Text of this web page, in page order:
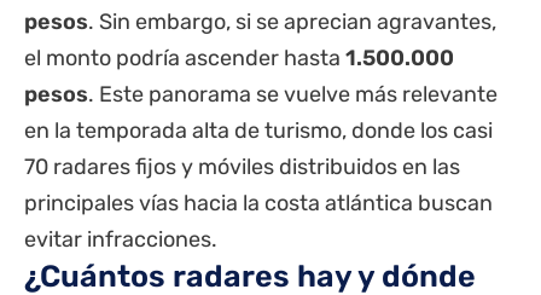
pesos. Sin embargo, si se aprecian agravantes,
el monto podría ascender hasta 1.500.000
pesos. Este panorama se vuelve más relevante
en la temporada alta de turismo, donde los casi
70 radares fijos y móviles distribuidos en las
principales vías hacia la costa atlántica buscan
evitar infracciones.
¿Cuántos radares hay y dónde